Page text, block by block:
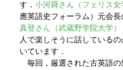
す． 小河舜さん（フェリス女
應英語史フォーラム）元会
真登さん（武蔵野学院大学）
人で楽しそうに話している
いています．
毎回，厳選された古英語の